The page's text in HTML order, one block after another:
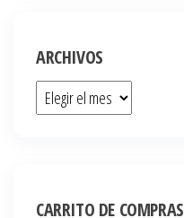
ARCHIVOS
CARRITO DE COMPRAS